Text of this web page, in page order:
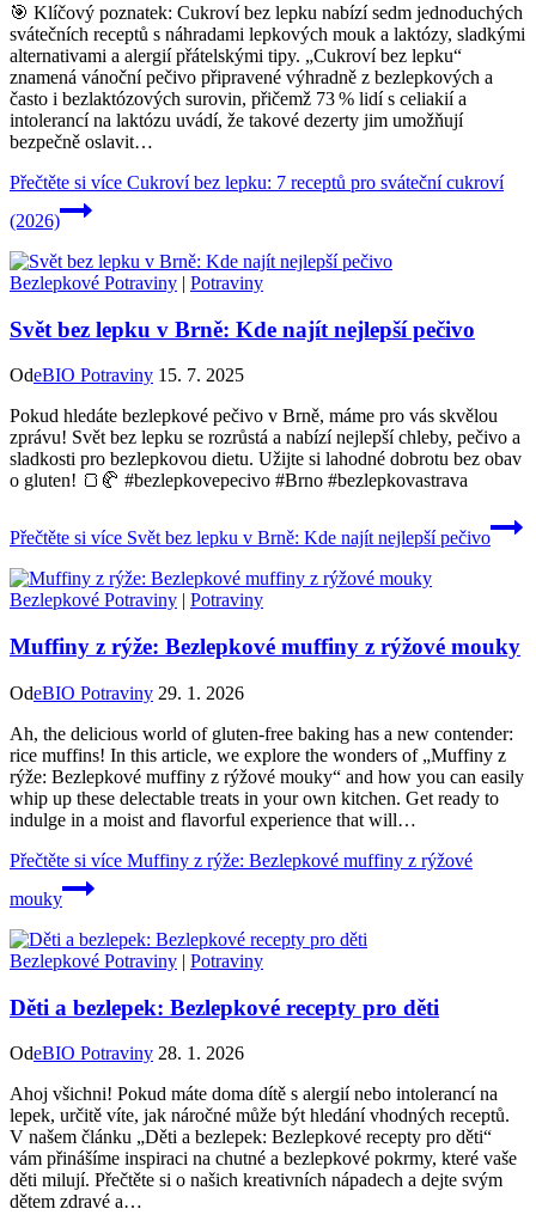
🎯 Klíčový poznatek: Cukroví bez lepku nabízí sedm jednoduchých
svátečních receptů s náhradami lepkových mouk a laktózy, sladkými
alternativami a alergií přátelskými tipy. „Cukroví bez lepku“
znamená vánoční pečivo připravené výhradně z bezlepkových a
často i bezlaktózových surovin, přičemž 73 % lidí s celiakií a
intolerancí na laktózu uvádí, že takové dezerty jim umožňují
bezpečně oslavit…
Přečtěte si více Cukroví bez lepku: 7 receptů pro sváteční cukroví
(2026)
Bezlepkové Potraviny | Potraviny
Svět bez lepku v Brně: Kde najít nejlepší pečivo
OdeBIO Potraviny 15. 7. 2025
Pokud hledáte bezlepkové pečivo v Brně, máme pro vás skvělou
zprávu! Svět bez lepku se rozrůstá a nabízí nejlepší chleby, pečivo a
sladkosti pro bezlepkovou dietu. Užijte si lahodné dobrotu bez obav
o gluten! 🍞🥐 #bezlepkovepecivo #Brno #bezlepkovastrava
Přečtěte si více Svět bez lepku v Brně: Kde najít nejlepší pečivo
Bezlepkové Potraviny | Potraviny
Muffiny z rýže: Bezlepkové muffiny z rýžové mouky
OdeBIO Potraviny 29. 1. 2026
Ah, the delicious world of gluten-free baking has a new contender:
rice muffins! In this article, we explore the wonders of „Muffiny z
rýže: Bezlepkové muffiny z rýžové mouky“ and how you can easily
whip up these delectable treats in your own kitchen. Get ready to
indulge in a moist and flavorful experience that will…
Přečtěte si více Muffiny z rýže: Bezlepkové muffiny z rýžové
mouky
Bezlepkové Potraviny | Potraviny
Děti a bezlepek: Bezlepkové recepty pro děti
OdeBIO Potraviny 28. 1. 2026
Ahoj všichni! Pokud máte doma dítě s alergií nebo intolerancí na
lepek, určitě víte, jak náročné může být hledání vhodných receptů.
V našem článku „Děti a bezlepek: Bezlepkové recepty pro děti“
vám přinášíme inspiraci na chutné a bezlepkové pokrmy, které vaše
děti milují. Přečtěte si o našich kreativních nápadech a dejte svým
dětem zdravé a…